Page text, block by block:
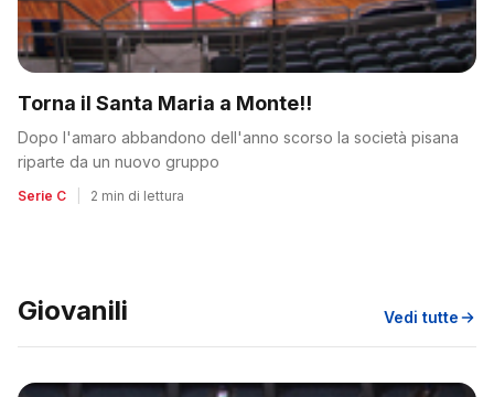
Torna il Santa Maria a Monte!!
Dopo l'amaro abbandono dell'anno scorso la società pisana
riparte da un nuovo gruppo
Serie C 2 min di lettura
Giovanili Vedi tutte